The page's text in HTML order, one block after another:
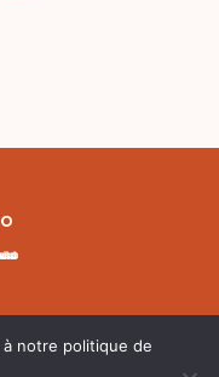
notre politique de